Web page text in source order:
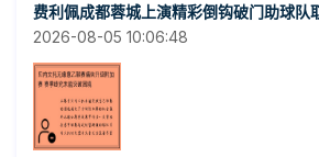
费利佩成都蓉城上演精彩倒钩破门助球队
2026-08-05 10:06:48